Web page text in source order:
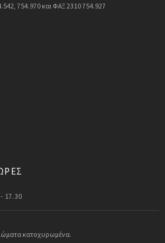
754.970 και ΦΑΞ 2310 754.927
17.30
κατοχυρωμένα.